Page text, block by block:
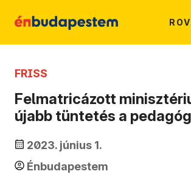
FRISS
Felmatricázott
újabb tüntetés a
2023. június 1.
Énbudapestem